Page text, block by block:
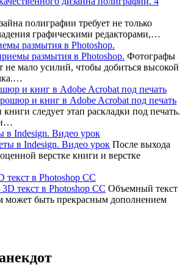
полиграфии требует не только
графическими редакторами,…
размытия в Photoshop.
Фотографы
не мало усилий, чтобы добиться высокой
и книг в Adobe Acrobat под печать
следует этап раскладки под печать.
в Indesign. Видео урок
После выхода
верстке книги и верстке
текст в Photoshop CC
Объемный текст
может быть прекрасным дополнением